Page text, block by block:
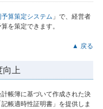
算策定システム 」で、経営者
を策定できます。
▲ 戻る
向上
帳簿に基づいて作成された決
帳適時性証明書」を提供しま